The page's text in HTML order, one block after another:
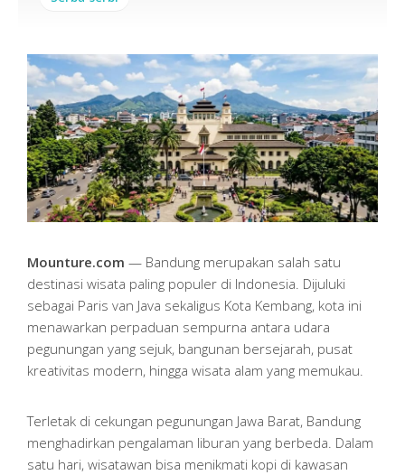
Mounture.com — Bandung merupakan salah satu
destinasi wisata paling populer di Indonesia. Dijuluki
sebagai Paris van Java sekaligus Kota Kembang, kota ini
menawarkan perpaduan sempurna antara udara
pegunungan yang sejuk, bangunan bersejarah, pusat
kreativitas modern, hingga wisata alam yang memukau.
Terletak di cekungan pegunungan Jawa Barat, Bandung
menghadirkan pengalaman liburan yang berbeda. Dalam
satu hari, wisatawan bisa menikmati kopi di kawasan